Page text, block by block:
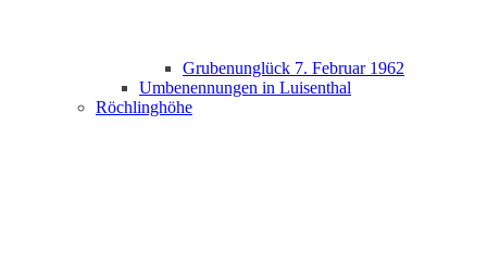
Grubenunglück 7. Februar 1962
Umbenennungen in Luisenthal
Röchlinghöhe